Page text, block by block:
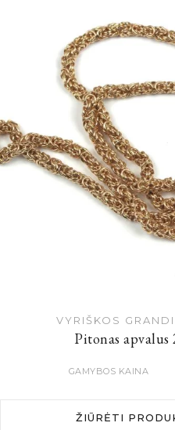
VYRIŠKOS
Pitonas apvalus
GAMYBOS KAINA
ŽIŪRĖTI